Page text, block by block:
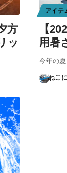
方
ッ
アイテ
【
用暑
今年の
ねこ